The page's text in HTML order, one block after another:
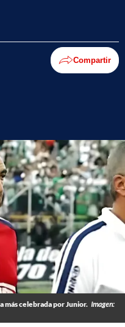
Compartir
más celebrada por Junior. Imagen: